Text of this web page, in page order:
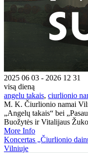
2025 06 03 - 2026 12 31
visą dieną
angelu takais, ciurlionio
M. K. Čiurlionio namai
„Angelų takais“ bei
Buožytės ir Vitalijaus
More Info
Koncertas „Čiurlionio
Vilniuje